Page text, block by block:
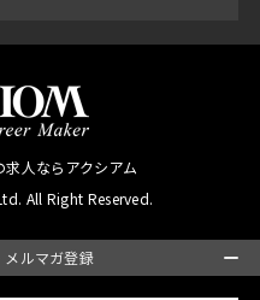
メルマガ登録
人ならアクシアム
All Right Reserved.